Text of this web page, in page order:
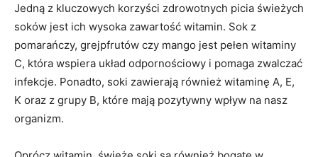
Jedną z‌ kluczowych korzyści zdrowotnych picia​ świeżych
⁤soków jest ich ⁢wysoka zawartość witamin. Sok⁣ z
pomarańczy, grejpfrutów czy⁤ mango jest‍ pełen‍ witaminy
C, która wspiera układ odpornościowy i pomaga zwalczać
infekcje. Ponadto, ​soki zawierają również witaminę A,​ E,⁣
K oraz‌ z‌ grupy​ B, które mają pozytywny wpływ na nasz
organizm.